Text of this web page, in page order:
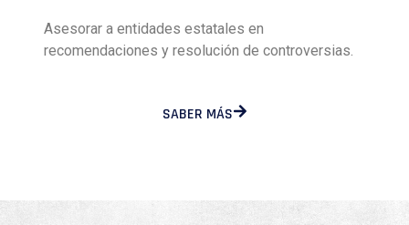
Asesorar a entidades estatales en
recomendaciones y resolución de controversias.
SABER MÁS